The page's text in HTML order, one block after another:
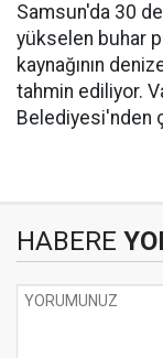
Samsun'da 30
yükselen buhar
kaynağının
tahmin ediliyor.
Belediyesi'nden
HABERE